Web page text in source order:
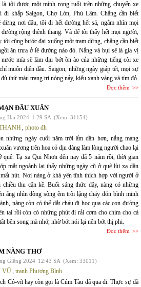
là tôi được một mình rong ruổi trên những chuyến xe
đi khắp Saigon, Chợ Lớn, Phú Lâm. Chẳng cần biết
dừng nơi đâu, tôi đi hết đường hết sá, ngắm nhìn mọi
rộng thênh thang. Và để tôi thấy hết mọi người,
cũng bước đại xuống một trạm dừng, chẳng cần biết
ăn trưa ở lề đường nào đó. Nắng và bụi sẽ là gia vị
mía sẽ làm dịu bớt ồn ào của những tiếng còi xe
muốn điên đầu. Saigon, những ngày giáp tết, mọi sự
thứ màu trang trí nóng nảy, kiểu xanh vàng và tím đỏ.
Đọc thêm
ĐẦU XUÂN
Hai 2024 1:29 SA (Xem: 31154)
, photo đh
những ngày cuối năm trời ấm dần hơn, nắng mang
vương trên hoa cỏ dịu dàng làm lòng người chao lại
quê. Tạ xa Qui Nhơn đến nay đã 5 năm rồi, thời gian
mắt ngoảnh lại thấy những ngày cũ ở quê lùi xa dần
mất hút. Nơi nàng ở khá yên tĩnh thích hợp với người ở
chiều thu cận kề. Buổi sáng thức dậy, nàng có những
ắng nhìn dòng sông êm trôi lặng chảy đón bình minh
nàng còn có thể dắt cháu đi học qua các con đường
tai rồi còn có những phút đi rải cơm cho chim cho cá
bên song mà nhớ, nhờ bớt nói lại nên bớt thị phi.
Đọc thêm
NÀNG THƠ
Giêng 2024 12:43 SA (Xem: 33011)
VŨ, tranh Phương Bình
Cô-vít hay còn gọi là Cúm Tàu đã qua đi. Thực sự đã